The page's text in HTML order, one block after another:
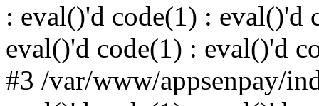
: eval()'d code(1) : eval()'d
eval()'d code(1) : eval()'d
#3 /var/www/appsenpay/